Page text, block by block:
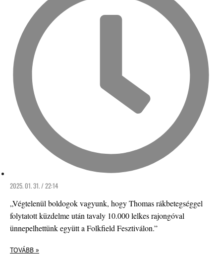
2025. 01. 31. / 22:14
„Végtelenül boldogok vagyunk, hogy Thomas rákbetegséggel
folytatott küzdelme után tavaly 10.000 lelkes rajongóval
ünnepelhettünk együtt a Folkfield Fesztiválon.”
TOVÁBB »